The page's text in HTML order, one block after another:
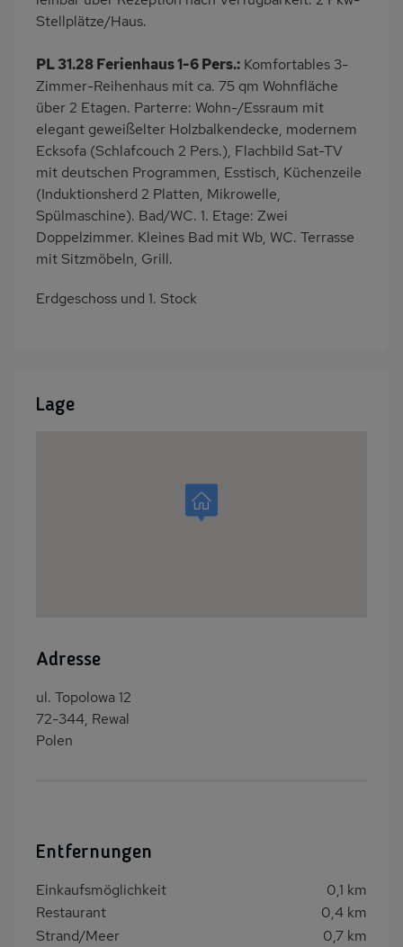
Haartrockner
Induktionsherd
Handtücher inklusive
Stellplätze/Haus.
PL 31.28 Ferienhaus 1-6 Pers.: Komfortables 3-
Zimmer-Reihenhaus mit ca. 75 qm Wohnfläche
über 2 Etagen. Parterre: Wohn-/Essraum mit
elegant geweißelter Holzbalkendecke, modernem
Ecksofa (Schlafcouch 2 Pers.), Flachbild Sat-TV
mit deutschen Programmen, Esstisch, Küchenzeile
(Induktionsherd 2 Platten, Mikrowelle,
Spülmaschine). Bad/WC. 1. Etage: Zwei
Doppelzimmer. Kleines Bad mit Wb, WC. Terrasse
mit Sitzmöbeln, Grill.
Erdgeschoss und 1. Stock
Lage
Adresse
ul. Topolowa 12
72-344, Rewal
Polen
Entfernungen
Einkaufsmöglichkeit
0,1 km
Restaurant
0,4 km
Strand/Meer
0,7 km